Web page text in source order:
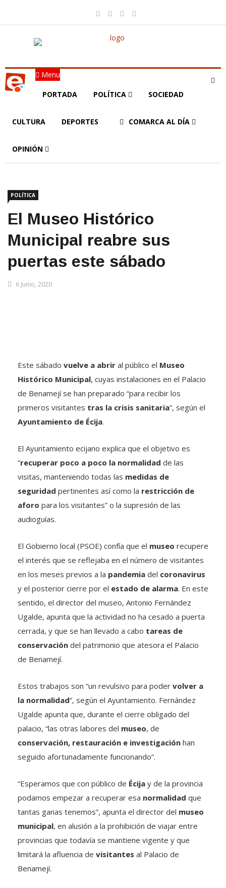
Menu
PORTADA POLÍTICA SOCIEDAD
CULTURA DEPORTES COMARCA AL DÍA
OPINIÓN
POLÍTICA
El Museo Histórico
Municipal reabre sus
puertas este sábado
6 Junio, 2020
Este sábado vuelve a abrir al público el Museo
Histórico Municipal, cuyas instalaciones en el Palacio
de Benamejí se han preparado “para recibir los
primeros visitantes tras la crisis sanitaria”, según el
Ayuntamiento de Écija.
El Ayuntamiento ecijano explica que el objetivo es
“recuperar poco a poco la normalidad de las
visitas, manteniendo todas las medidas de
seguridad pertinentes así como la restricción de
aforo para los visitantes” o la supresión de las
audioguías.
El Gobierno local (PSOE) confía que el museo recupere
el interés que se reflejaba en el número de visitantes
en los meses previos a la pandemia del coronavirus
y el posterior cierre por el estado de alarma. En este
sentido, el director del museo, Antonio Fernández
Ugalde, apunta que la actividad no ha cesado a puerta
cerrada, y que se han llevado a cabo tareas de
conservación del patrimonio que atesora el Palacio
de Benamejí.
Estos trabajos son “un revulsivo para poder volver a
la normalidad”, según el Ayuntamiento. Fernández
Ugalde apunta que, durante el cierre obligado del
palacio, “las otras labores del museo, de
conservación, restauración e investigación han
seguido afortunadamente funcionando”.
“Esperamos que con público de Écija y de la provincia
podamos empezar a recuperar esa normalidad que
tantas ganas tenemos”, apunta el director del museo
municipal, en alusión a la prohibición de viajar entre
provincias que todavía se mantiene vigente y que
limitará la afluencia de visitantes al Palacio de
Benamejí.